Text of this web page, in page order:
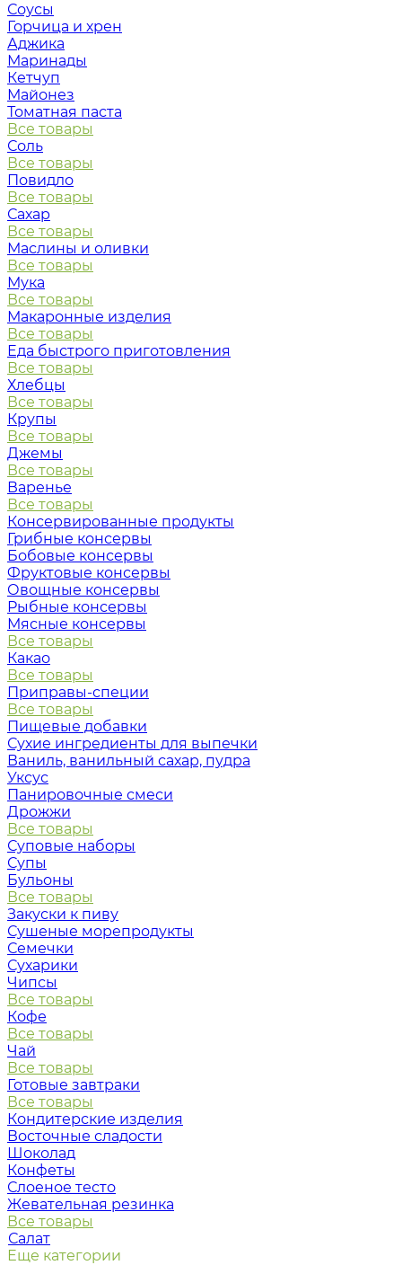
Соусы
Горчица и хрен
Аджика
Маринады
Кетчуп
Майонез
Томатная паста
Все товары
Соль
Все товары
Повидло
Все товары
Сахар
Все товары
Маслины и оливки
Все товары
Мука
Все товары
Макаронные изделия
Все товары
Еда быстрого приготовления
Все товары
Хлебцы
Все товары
Крупы
Все товары
Джемы
Все товары
Варенье
Все товары
Консервированные продукты
Грибные консервы
Бобовые консервы
Фруктовые консервы
Овощные консервы
Рыбные консервы
Мясные консервы
Все товары
Какао
Все товары
Приправы-специи
Все товары
Пищевые добавки
Сухие ингредиенты для выпечки
Ваниль, ванильный сахар, пудра
Уксус
Панировочные смеси
Дрожжи
Все товары
Суповые наборы
Супы
Бульоны
Все товары
Закуски к пиву
Сушеные морепродукты
Семечки
Сухарики
Чипсы
Все товары
Кофе
Все товары
Чай
Все товары
Готовые завтраки
Все товары
Кондитерские изделия
Восточные сладости
Шоколад
Конфеты
Слоеное тесто
Жевательная резинка
Все товары
Салат
Еще категории